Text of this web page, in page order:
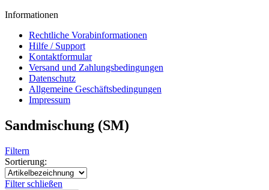
Informationen
Rechtliche Vorabinformationen
Hilfe / Support
Kontaktformular
Versand und Zahlungsbedingungen
Datenschutz
Allgemeine Geschäftsbedingungen
Impressum
Sandmischung (SM)
Filtern
Sortierung:
Filter schließen